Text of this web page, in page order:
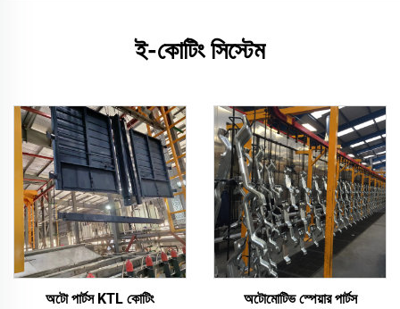
ই-কোটিং সিস্টেম
অটো পার্টস KTL কোটিং
অটোমোটিভ স্পেয়ার পার্টস